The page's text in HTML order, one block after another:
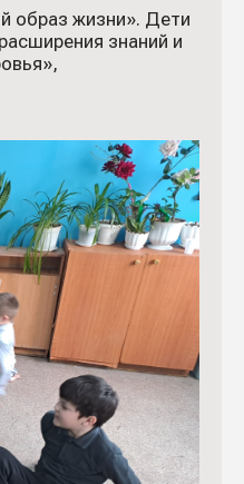
образ жизни». Дети
знаний и